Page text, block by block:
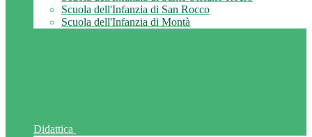
Scuola dell'Infanzia di San Rocco
Scuola dell'Infanzia di Montà
Didattica